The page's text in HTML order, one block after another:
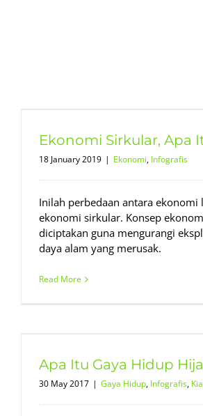
Ekonomi Sirkular, Apa
18 January 2019 | Ekonomi, Infografis
Inilah perbedaan antara ekonomi
ekonomi sirkular. Konsep
diciptakan guna mengurangi
daya alam yang merusak.
Read More
Apa Itu Gaya Hidup
30 May 2017 | Gaya Hidup, Infografis,